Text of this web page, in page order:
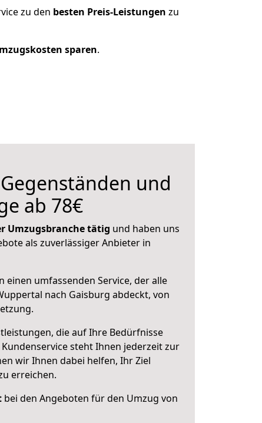
zu den besten Preis-Leistungen zu
sparen.
und
ab 78€
Umzugsbranche tätig und haben uns
als zuverlässiger Anbieter in
einen umfassenden Service, der alle
nach Gaisburg abdeckt, von
die auf Ihre Bedürfnisse
steht Ihnen jederzeit zur
wir Ihnen dabei helfen, Ihr Ziel
erreichen.
bei den Angeboten für den Umzug von